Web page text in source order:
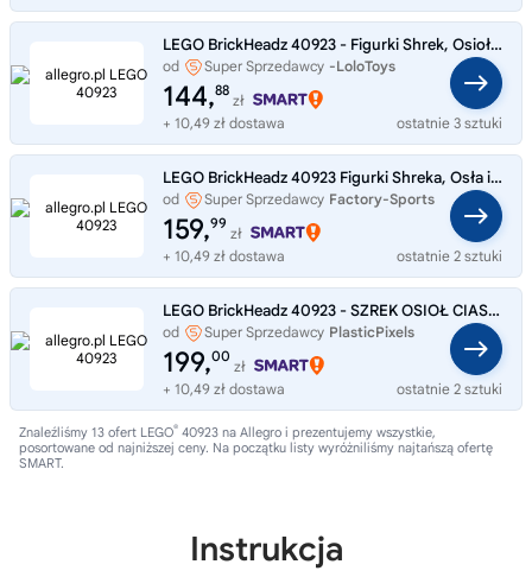
LEGO BrickHeadz 40923 - Figurki Shrek, Osioł i Ciastek
od Super Sprzedawcy -LoloToys
144,88
zł
+ 10,49 zł dostawa
ostatnie 3 sztuki
LEGO BrickHeadz 40923 Figurki Shreka, Osła i Ciastka
od Super Sprzedawcy Factory-Sports
159,99
zł
+ 10,49 zł dostawa
ostatnie 2 sztuki
LEGO BrickHeadz 40923 - SZREK OSIOŁ CIASTEK - Shrek, Donkey, Gingy - NOWY
od Super Sprzedawcy PlasticPixels
199,00
zł
+ 10,49 zł dostawa
ostatnie 2 sztuki
Znaleźliśmy 13 ofert LEGO® 40923 na Allegro i prezentujemy wszystkie,
posortowane od najniższej ceny. Na początku listy wyróżniliśmy najtańszą ofertę
SMART.
Instrukcja